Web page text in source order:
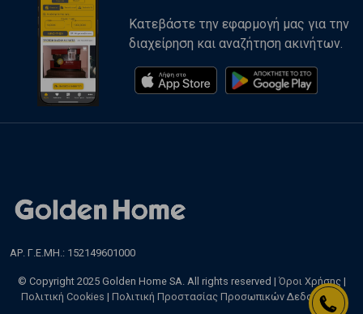
Κατεβάστε την εφαρμογή μας για την
διαχείρηση και αναζήτηση ακινήτων.
ΑΡ. Γ.Ε.ΜΗ.: 152149601000
© Copyright 2025 Golden Home SA. All rights reserved | Όροι Χρήσης |
Πολιτική Cookies | Πολιτική Προστασίας Προσωπικών Δεδομένων